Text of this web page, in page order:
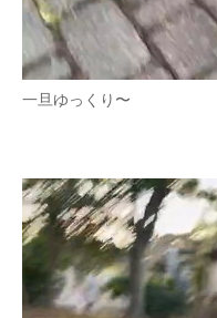
電子設計の基本と応用
エネルギーの専門メディア
一旦ゆっくり〜